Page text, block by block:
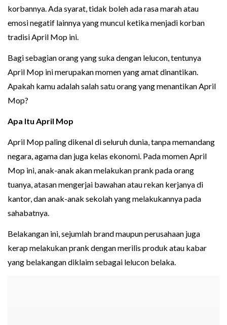
korbannya. Ada syarat, tidak boleh ada rasa marah atau
emosi negatif lainnya yang muncul ketika menjadi korban
tradisi April Mop ini.
Bagi sebagian orang yang suka dengan lelucon, tentunya
April Mop ini merupakan momen yang amat dinantikan.
Apakah kamu adalah salah satu orang yang menantikan April
Mop?
Apa Itu April Mop
April Mop paling dikenal di seluruh dunia, tanpa memandang
negara, agama dan juga kelas ekonomi. Pada momen April
Mop ini, anak-anak akan melakukan prank pada orang
tuanya, atasan mengerjai bawahan atau rekan kerjanya di
kantor, dan anak-anak sekolah yang melakukannya pada
sahabatnya.
Belakangan ini, sejumlah brand maupun perusahaan juga
kerap melakukan prank dengan merilis produk atau kabar
yang belakangan diklaim sebagai lelucon belaka.